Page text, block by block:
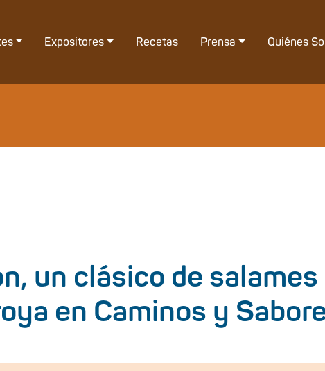
Expositores Recetas Prensa Quiénes
un clásico de salames
en Caminos y